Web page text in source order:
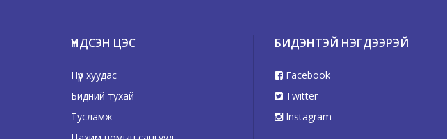
ҮНДСЭН ЦЭС
Нүүр хуудас
Бидний тухай
Тусламж
БИДЭНТЭЙ НЭГДЭЭРЭЙ
Facebook
Twitter
Instagram